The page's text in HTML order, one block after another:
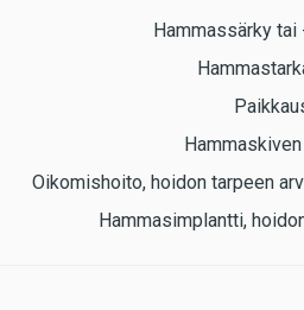
Hammassärky tai
Oikomishoito, hoidon tarpeen
Hammasimplantti,